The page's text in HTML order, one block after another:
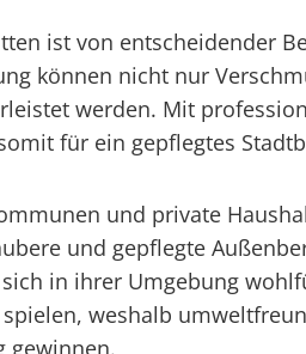
ist von entscheidender
können nicht nur
werden. Mit
für ein gepflegtes
und private
und gepflegte
in ihrer Umgebung
weshalb
gewinnen.